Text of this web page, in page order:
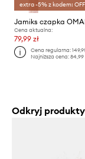
extra -5% z kodem:
Jamiks czapka
Cena aktualna:
79,99 zł
Cena regularna:
Najniższa cena:84,99
Odkryj